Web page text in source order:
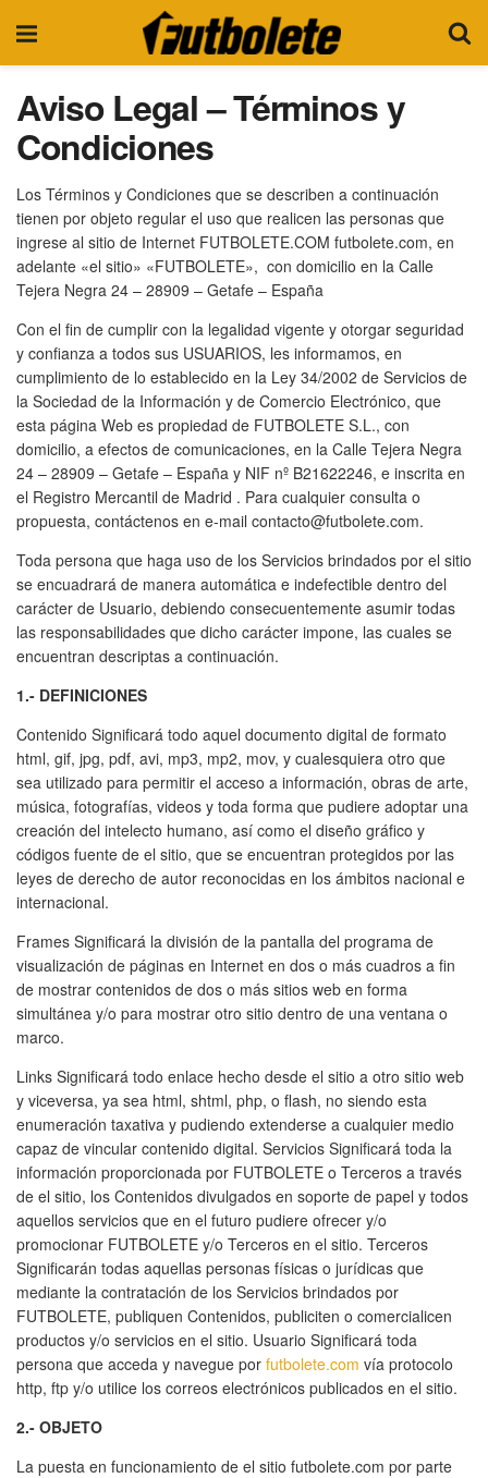
Aviso Legal – Términos y
Condiciones
Los Términos y Condiciones que se describen a continuación
tienen por objeto regular el uso que realicen las personas que
ingrese al sitio de Internet FUTBOLETE.COM futbolete.com, en
adelante «el sitio» «FUTBOLETE», con domicilio en la Calle
Tejera Negra 24 – 28909 – Getafe – España
Con el fin de cumplir con la legalidad vigente y otorgar seguridad
y confianza a todos sus USUARIOS, les informamos, en
cumplimiento de lo establecido en la Ley 34/2002 de Servicios de
la Sociedad de la Información y de Comercio Electrónico, que
esta página Web es propiedad de FUTBOLETE S.L., con
domicilio, a efectos de comunicaciones, en la Calle Tejera Negra
24 – 28909 – Getafe – España y NIF nº B21622246, e inscrita en
el Registro Mercantil de Madrid . Para cualquier consulta o
propuesta, contáctenos en e-mail contacto@futbolete.com.
Toda persona que haga uso de los Servicios brindados por el sitio
se encuadrará de manera automática e indefectible dentro del
carácter de Usuario, debiendo consecuentemente asumir todas
las responsabilidades que dicho carácter impone, las cuales se
encuentran descriptas a continuación.
1.- DEFINICIONES
Contenido Significará todo aquel documento digital de formato
html, gif, jpg, pdf, avi, mp3, mp2, mov, y cualesquiera otro que
sea utilizado para permitir el acceso a información, obras de arte,
música, fotografías, videos y toda forma que pudiere adoptar una
creación del intelecto humano, así como el diseño gráfico y
códigos fuente de el sitio, que se encuentran protegidos por las
leyes de derecho de autor reconocidas en los ámbitos nacional e
internacional.
Frames Significará la división de la pantalla del programa de
visualización de páginas en Internet en dos o más cuadros a fin
de mostrar contenidos de dos o más sitios web en forma
simultánea y/o para mostrar otro sitio dentro de una ventana o
marco.
Links Significará todo enlace hecho desde el sitio a otro sitio web
y viceversa, ya sea html, shtml, php, o flash, no siendo esta
enumeración taxativa y pudiendo extenderse a cualquier medio
capaz de vincular contenido digital. Servicios Significará toda la
información proporcionada por FUTBOLETE o Terceros a través
de el sitio, los Contenidos divulgados en soporte de papel y todos
aquellos servicios que en el futuro pudiere ofrecer y/o
promocionar FUTBOLETE y/o Terceros en el sitio. Terceros
Significarán todas aquellas personas físicas o jurídicas que
mediante la contratación de los Servicios brindados por
FUTBOLETE, publiquen Contenidos, publiciten o comercialicen
productos y/o servicios en el sitio. Usuario Significará toda
persona que acceda y navegue por futbolete.com vía protocolo
http, ftp y/o utilice los correos electrónicos publicados en el sitio.
2.- OBJETO
La puesta en funcionamiento de el sitio futbolete.com por parte